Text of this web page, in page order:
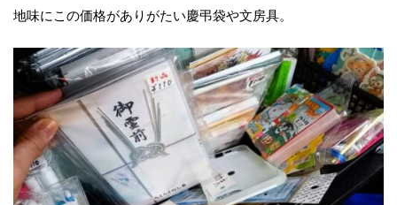
地味にこの価格がありがたい慶弔袋や文房具。